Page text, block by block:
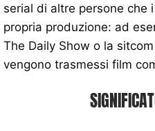
serial di altre persone che
propria produzione: ad
The Daily Show o la
vengono trasmessi film